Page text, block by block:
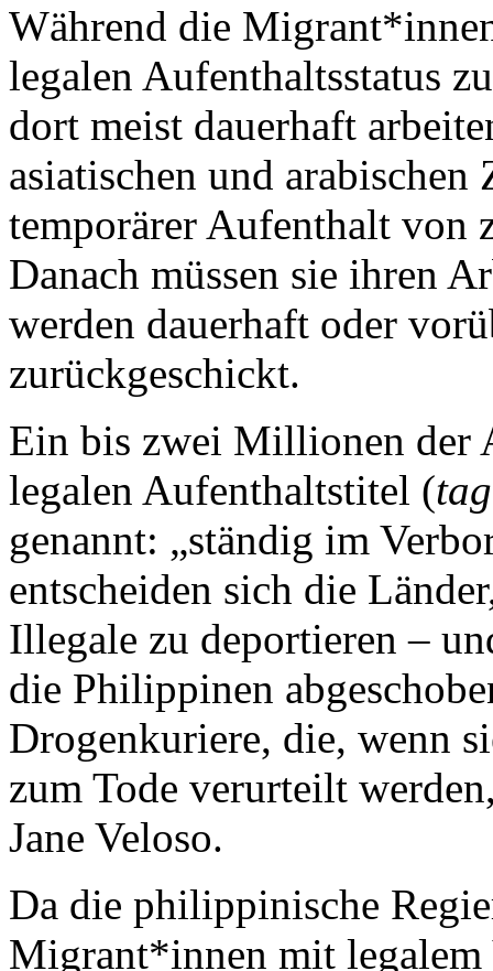
Während die
legalen Aufenthaltsstatus
dort meist dauerhaft
asiatischen und
temporärer Aufenthalt von
Danach müssen sie ihren
werden dauerhaft oder
zurückgeschickt.
Ein bis zwei Millionen der
legalen Aufenthaltstitel (
genannt: „ständig im
entscheiden sich die
Illegale zu deportieren –
die Philippinen
Drogenkuriere, die, wenn
zum Tode verurteilt
Jane Veloso.
Da die philippinische
Migrant*innen mit legalem